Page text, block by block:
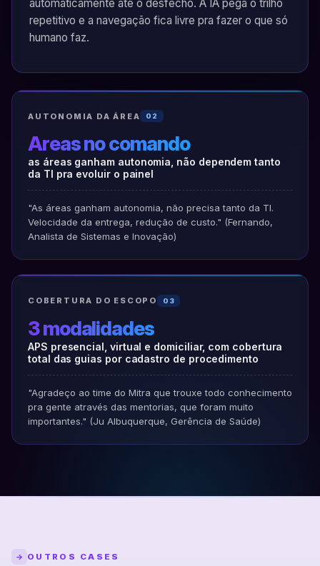
automaticamente até o desfecho. A IA pega o trilho
repetitivo e a navegação fica livre pra fazer o que só
humano faz.
AUTONOMIA DA ÁREA 02
Áreas no comando
as áreas ganham autonomia, não dependem tanto
da TI pra evoluir o painel
"As áreas ganham autonomia, não precisa tanto da TI.
Velocidade da entrega, redução de custo." (Fernando,
Analista de Sistemas e Inovação)
COBERTURA DO ESCOPO 03
3 modalidades
APS presencial, virtual e domiciliar, com cobertura
total das guias por cadastro de procedimento
"Agradeço ao time do Mitra que trouxe todo conhecimento
pra gente através das mentorias, que foram muito
importantes." (Ju Albuquerque, Gerência de Saúde)
→ OUTROS CASES